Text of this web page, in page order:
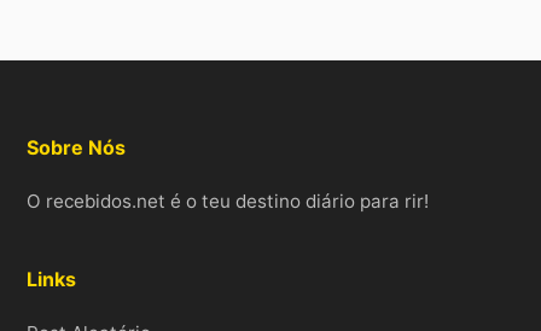
Sobre Nós
O recebidos.net é o teu destino diário para rir!
Links